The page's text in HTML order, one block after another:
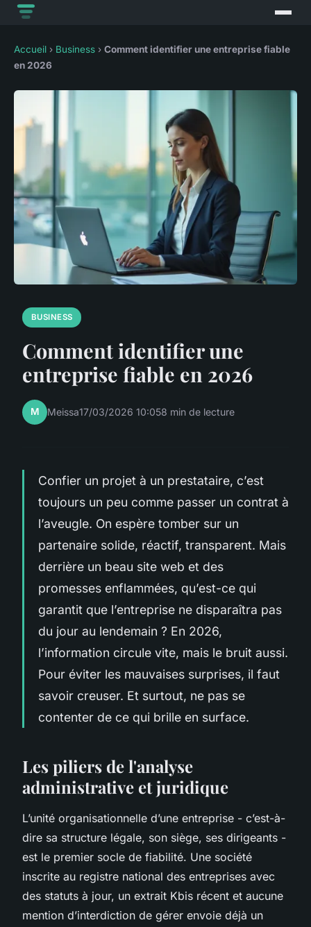
Accueil › Business › Comment identifier une entreprise fiable
en 2026
BUSINESS
Comment identifier une
entreprise fiable en 2026
M Meissa17/03/2026 10:058 min de lecture
Confier un projet à un prestataire, c’est
toujours un peu comme passer un contrat à
l’aveugle. On espère tomber sur un
partenaire solide, réactif, transparent. Mais
derrière un beau site web et des
promesses enflammées, qu’est-ce qui
garantit que l’entreprise ne disparaîtra pas
du jour au lendemain ? En 2026,
l’information circule vite, mais le bruit aussi.
Pour éviter les mauvaises surprises, il faut
savoir creuser. Et surtout, ne pas se
contenter de ce qui brille en surface.
Les piliers de l'analyse
administrative et juridique
L’unité organisationnelle d’une entreprise - c’est-à-
dire sa structure légale, son siège, ses dirigeants -
est le premier socle de fiabilité. Une société
inscrite au registre national des entreprises avec
des statuts à jour, un extrait Kbis récent et aucune
mention d’interdiction de gérer envoie déjà un